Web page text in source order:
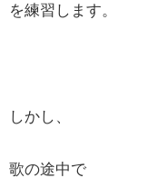
を練習します。
しかし、
歌の途中で